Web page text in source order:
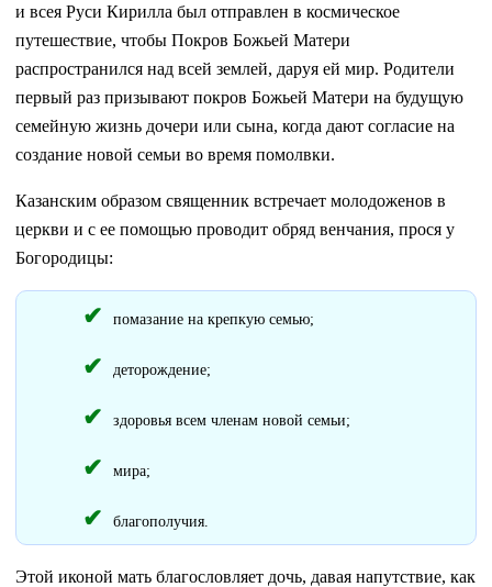
и всея Руси Кирилла был отправлен в космическое
путешествие, чтобы Покров Божьей Матери
распространился над всей землей, даруя ей мир. Родители
первый раз призывают покров Божьей Матери на будущую
семейную жизнь дочери или сына, когда дают согласие на
создание новой семьи во время помолвки.
Казанским образом священник встречает молодоженов в
церкви и с ее помощью проводит обряд венчания, прося у
Богородицы:
помазание на крепкую семью;
деторождение;
здоровья всем членам новой семьи;
мира;
благополучия.
Этой иконой мать благословляет дочь, давая напутствие, как